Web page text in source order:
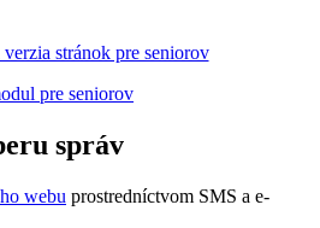
verzia stránok pre seniorov
správ
webu prostredníctvom SMS a e-